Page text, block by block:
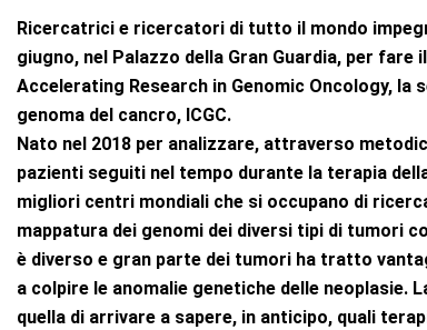
Ricercatrici e ricercatori di tutto il mondo
giugno, nel Palazzo della Gran Guardia, per fare il
Accelerating Research in Genomic Oncology, la
genoma del cancro, ICGC.
Nato nel 2018 per analizzare, attraverso
pazienti seguiti nel tempo durante la terapia
migliori centri mondiali che si occupano di
mappatura dei genomi dei diversi tipi di tumori
è diverso e gran parte dei tumori ha tratto
a colpire le anomalie genetiche delle neoplasie.
quella di arrivare a sapere, in anticipo, quali